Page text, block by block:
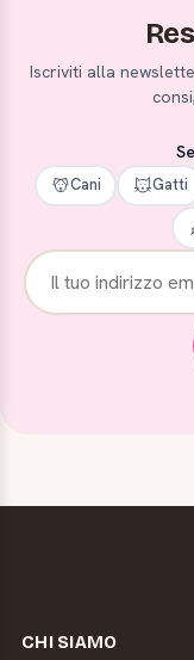
Iscriviti alla
Cani Gatti
CHI SIAMO